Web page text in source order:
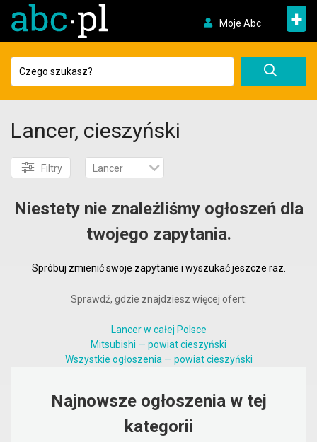
Moje Abc +
Lancer, cieszyński
Filtry Lancer
Niestety nie znaleźliśmy ogłoszeń dla
twojego zapytania.
Spróbuj zmienić swoje zapytanie i wyszukać jeszcze raz.
Sprawdź, gdzie znajdziesz więcej ofert:
Lancer w całej Polsce
Mitsubishi — powiat cieszyński
Wszystkie ogłoszenia — powiat cieszyński
Najnowsze ogłoszenia w tej
kategorii